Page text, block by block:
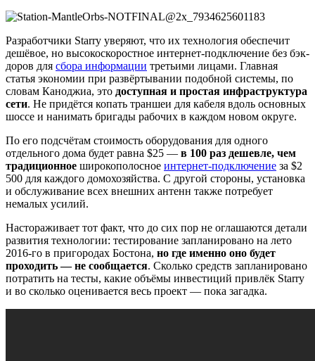
Разработчики Starry уверяют, что их технология обеспечит
дешёвое, но высокоскоростное интернет-подключение без бэк-
доров для сбора информации третьими лицами. Главная
статья экономии при развёртывании подобной системы, по
словам Каноджиа, это доступная и простая инфраструктура
сети. Не придётся копать траншеи для кабеля вдоль основных
шоссе и нанимать бригады рабочих в каждом новом округе.
По его подсчётам стоимость оборудования для одного
отдельного дома будет равна $25 — в 100 раз дешевле, чем
традиционное широкополосное интернет-подключение за $2
500 для каждого домохозяйства. С другой стороны, установка
и обслуживание всех внешних антенн также потребует
немалых усилий.
Настораживает тот факт, что до сих пор не оглашаются детали
развития технологии: тестирование запланировано на лето
2016-го в пригородах Бостона, но где именно оно будет
проходить — не сообщается. Сколько средств запланировано
потратить на тесты, какие объёмы инвестиций привлёк Starry
и во сколько оценивается весь проект — пока загадка.